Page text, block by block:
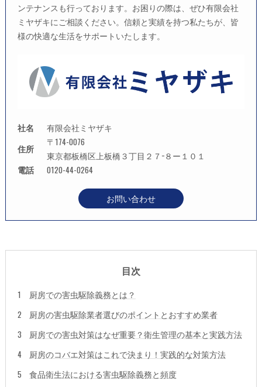
ンテナンスも行っております。お困りの際は、ぜひ有限会社
ミヤザキにご相談ください。信頼と実績を持つ私たちが、皆
様の快適な生活をサポートいたします。
社名
有限会社ミヤザキ
住所
〒174-0076
東京都板橋区上板橋３丁目２７−８ー１０１
電話
0120-44-0264
お問い合わせ
目次
厨房での害虫駆除義務とは？
厨房の害虫駆除業者選びのポイントとおすすめ業者
厨房での害虫対策はなぜ重要？衛生管理の基本と実践方法
厨房のコバエ対策はこれで決まり！実践的な対策方法
食品衛生法における害虫駆除義務と頻度